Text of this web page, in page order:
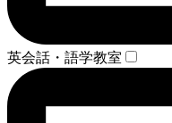
英会話・語学教室